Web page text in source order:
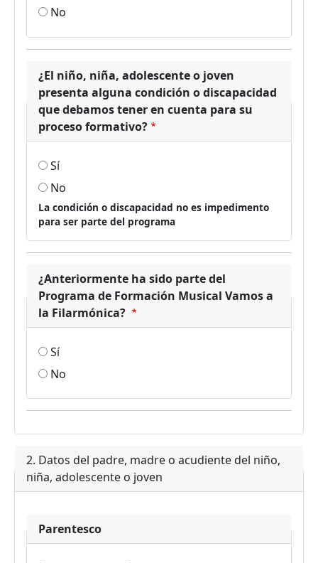
No
¿El niño, niña, adolescente o joven
presenta alguna condición o discapacidad
que debamos tener en cuenta para su
proceso formativo?
Sí
No
La condición o discapacidad no es impedimento
para ser parte del programa
¿Anteriormente ha sido parte del
Programa de Formación Musical Vamos a
la Filarmónica?
Sí
No
2. Datos del padre, madre o acudiente del niño,
niña, adolescente o joven
Parentesco